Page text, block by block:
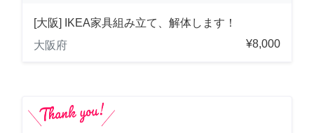
[大阪] IKEA家具組み立て、解体します！
大阪府
¥8,000